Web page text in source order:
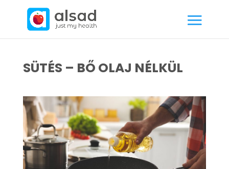
SÜTÉS – BŐ OLAJ NÉLKÜL